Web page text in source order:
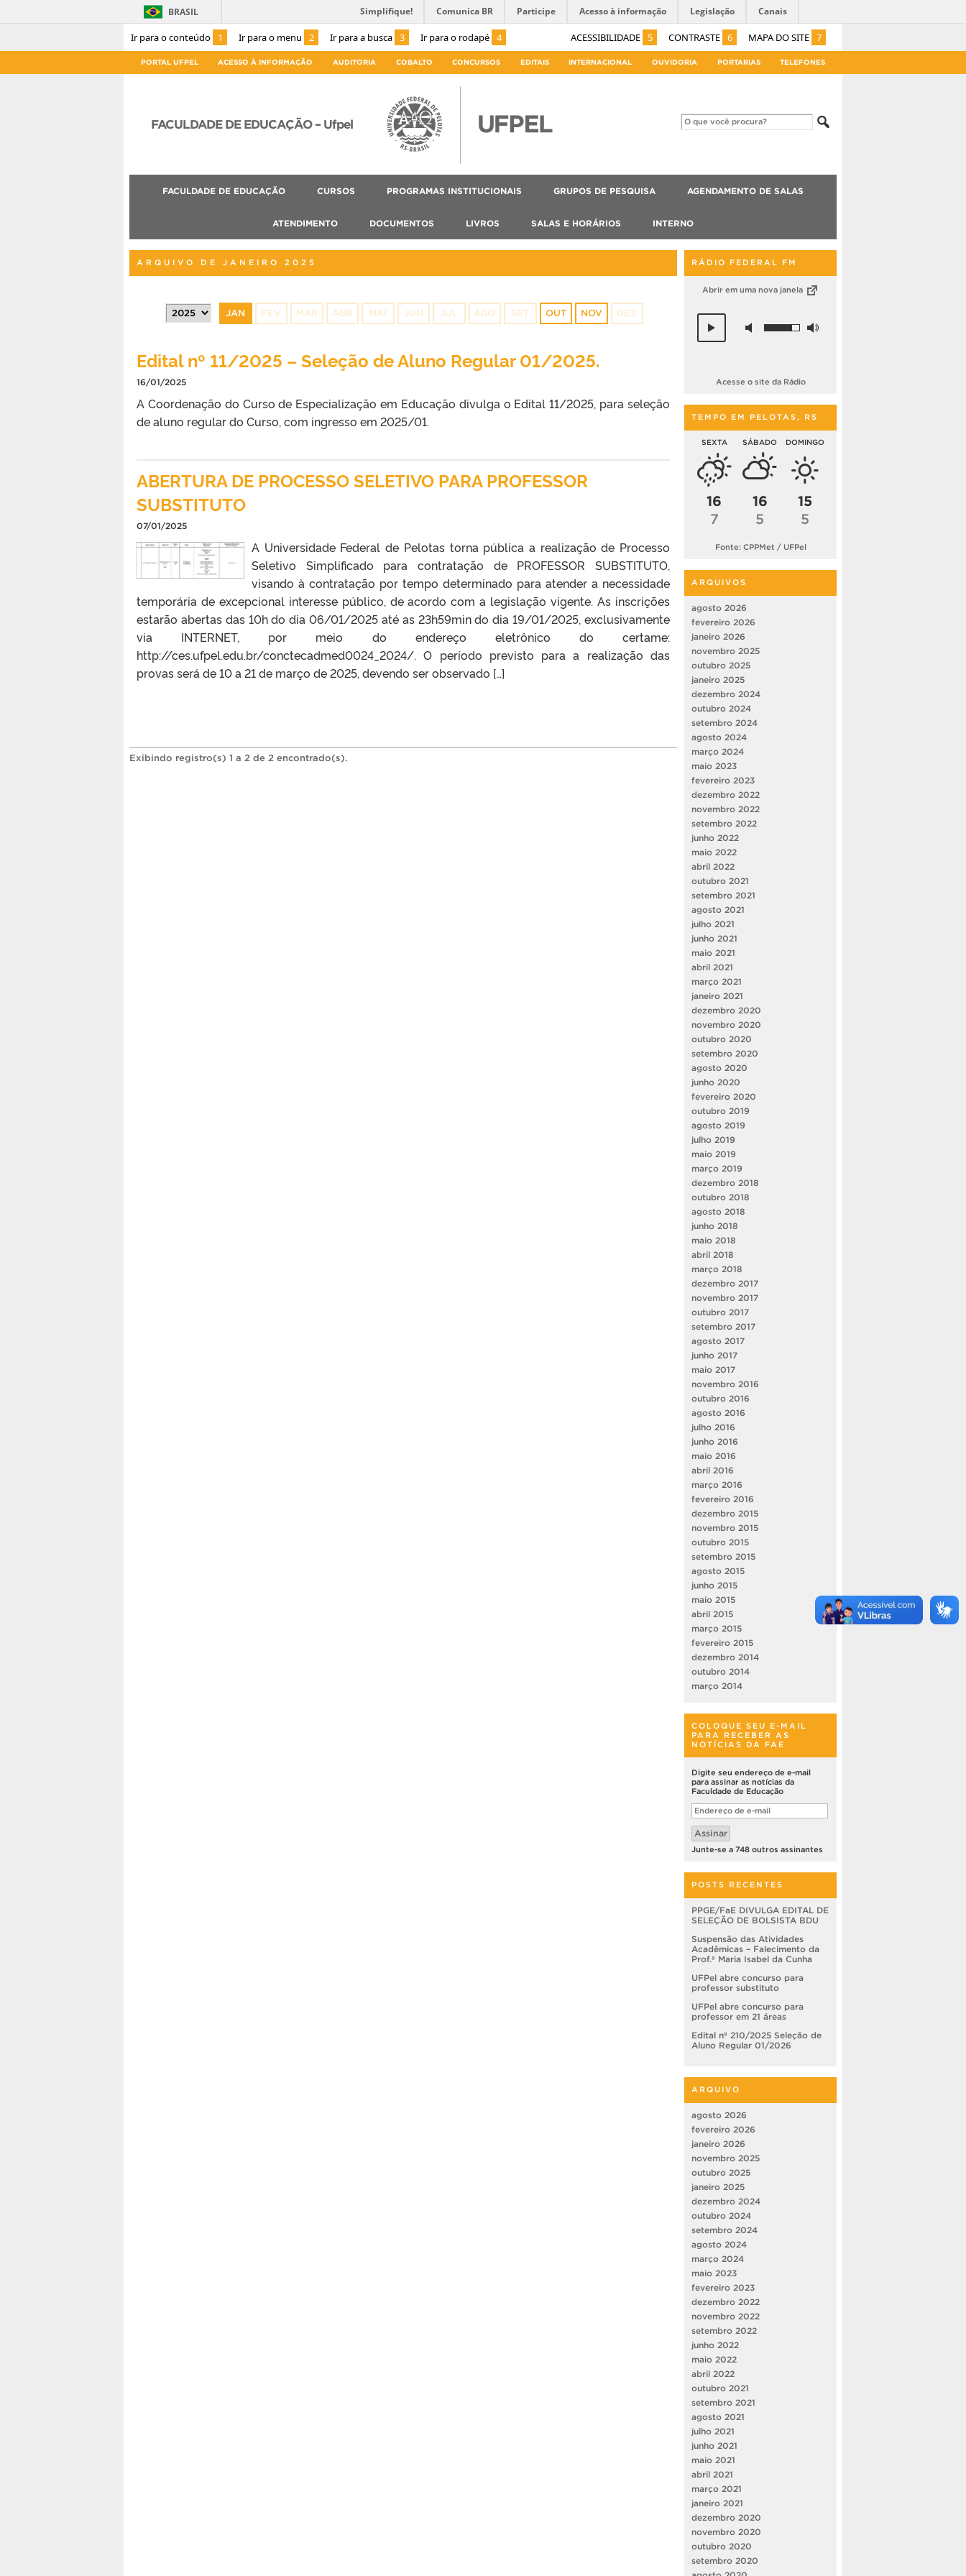
Ir para o conteúdo 1 Ir para o menu 2 Ir para a busca 3 Ir para o rodapé 4 ACESSIBILIDADE 5 CONTRASTE 6 MAPA DO SITE 7
BRASIL Simplifique! Comunica BR Participe Acesso à informação Legislação Canais
PORTAL UFPEL ACESSO À INFORMAÇÃO AUDITORIA COBALTO CONCURSOS EDITAIS INTERNACIONAL OUVIDORIA PORTARIAS TELEFONES
FACULDADE DE EDUCAÇÃO – Ufpel
FACULDADE DE EDUCAÇÃO CURSOS PROGRAMAS INSTITUCIONAIS GRUPOS DE PESQUISA AGENDAMENTO DE SALAS
ATENDIMENTO DOCUMENTOS LIVROS SALAS E HORÁRIOS INTERNO
ARQUIVO DE JANEIRO 2025
JAN FEV MAR ABR MAI JUN JUL AGO SET OUT NOV DEZ
Edital nº 11/2025 – Seleção de Aluno Regular 01/2025.
16/01/2025
A Coordenação do Curso de Especialização em Educação divulga o Edital 11/2025, para seleção
de aluno regular do Curso, com ingresso em 2025/01.
ABERTURA DE PROCESSO SELETIVO PARA PROFESSOR
SUBSTITUTO
07/01/2025
A Universidade Federal de Pelotas torna pública a realização de Processo
Seletivo Simplificado para contratação de PROFESSOR SUBSTITUTO,
visando à contratação por tempo determinado para atender a necessidade
temporária de excepcional interesse público, de acordo com a legislação vigente. As inscrições
estarão abertas das 10h do dia 06/01/2025 até as 23h59min do dia 19/01/2025, exclusivamente
via INTERNET, por meio do endereço eletrônico do certame:
http://ces.ufpel.edu.br/conctecadmed0024_2024/. O período previsto para a realização das
provas será de 10 a 21 de março de 2025, devendo ser observado […]
Exibindo registro(s) 1 a 2 de 2 encontrado(s).
RÁDIO FEDERAL FM
Abrir em uma nova janela
Acesse o site da Rádio
TEMPO EM PELOTAS, RS
SEXTA
16
7
SÁBADO
16
5
DOMINGO
15
5
Fonte: CPPMet / UFPel
ARQUIVOS
agosto 2026
fevereiro 2026
janeiro 2026
novembro 2025
outubro 2025
janeiro 2025
dezembro 2024
outubro 2024
setembro 2024
agosto 2024
março 2024
maio 2023
fevereiro 2023
dezembro 2022
novembro 2022
setembro 2022
junho 2022
maio 2022
abril 2022
outubro 2021
setembro 2021
agosto 2021
julho 2021
junho 2021
maio 2021
abril 2021
março 2021
janeiro 2021
dezembro 2020
novembro 2020
outubro 2020
setembro 2020
agosto 2020
junho 2020
fevereiro 2020
outubro 2019
agosto 2019
julho 2019
maio 2019
março 2019
dezembro 2018
outubro 2018
agosto 2018
junho 2018
maio 2018
abril 2018
março 2018
dezembro 2017
novembro 2017
outubro 2017
setembro 2017
agosto 2017
junho 2017
maio 2017
novembro 2016
outubro 2016
agosto 2016
julho 2016
junho 2016
maio 2016
abril 2016
março 2016
fevereiro 2016
dezembro 2015
novembro 2015
outubro 2015
setembro 2015
agosto 2015
junho 2015
maio 2015
abril 2015
março 2015
fevereiro 2015
dezembro 2014
outubro 2014
março 2014
COLOQUE SEU E-MAIL
PARA RECEBER AS
NOTÍCIAS DA FAE
Digite seu endereço de e-mail
para assinar as notícias da
Faculdade de Educação
Endereço
de
e-
mail
Assinar
Junte-se a 748 outros assinantes
POSTS RECENTES
PPGE/FaE DIVULGA EDITAL DE
SELEÇÃO DE BOLSISTA BDU
Suspensão das Atividades
Acadêmicas – Falecimento da
Prof.ª Maria Isabel da Cunha
UFPel abre concurso para
professor substituto
UFPel abre concurso para
professor em 21 áreas
Edital nº 210/2025 Seleção de
Aluno Regular 01/2026
ARQUIVO
agosto 2026
fevereiro 2026
janeiro 2026
novembro 2025
outubro 2025
janeiro 2025
dezembro 2024
outubro 2024
setembro 2024
agosto 2024
março 2024
maio 2023
fevereiro 2023
dezembro 2022
novembro 2022
setembro 2022
junho 2022
maio 2022
abril 2022
outubro 2021
setembro 2021
agosto 2021
julho 2021
junho 2021
maio 2021
abril 2021
março 2021
janeiro 2021
dezembro 2020
novembro 2020
outubro 2020
setembro 2020